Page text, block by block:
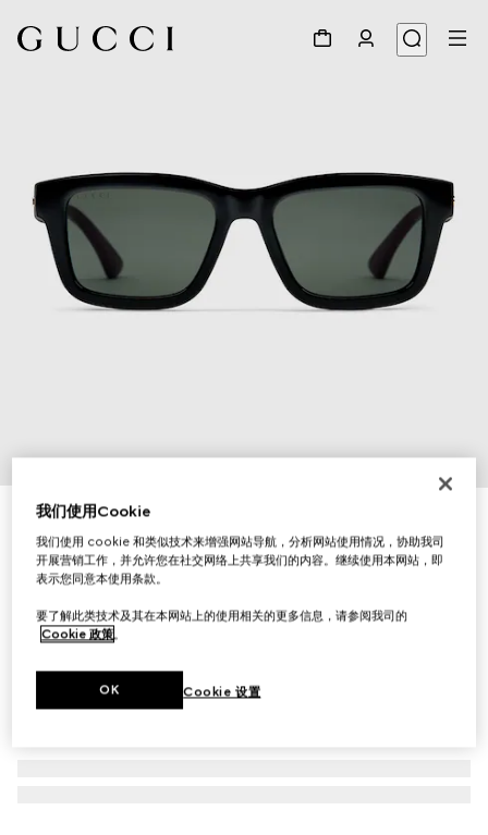
长方形镜框太阳眼镜
£270
相关款式黑色
我们使用Cookie
我们使用 cookie 和类似技术来增强网站导航，分析网站使用情况，协助我司
开展营销工作，并允许您在社交网络上共享我们的内容。继续使用本网站，即
表示您同意本使用条款。
要了解此类技术及其在本网站上的使用相关的更多信息，请参阅我司的
Cookie 政策。
Cookie 设置
OK